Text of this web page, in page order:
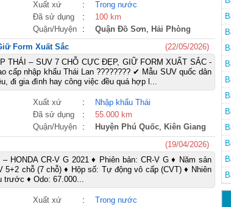
Xuất xứ :
Trong nước
Đã sử dụng :
100 km
Quận/Huyện : Quận Đồ Sơn, Hải Phòng
Form Xuất Sắc
(22/05/2026)
THÁI – SUV 7 CHỖ CỰC ĐẸP, GIỮ FORM XUẤT SẮC -
cấp nhập khẩu Thái Lan ???????? ✔ Mẫu SUV quốc dân
đi gia đình hay công việc đều quá hợp l...
Xuất xứ :
Nhập khẩu Thái
Đã sử dụng :
55.000 km
Quận/Huyện : Huyện Phú Quốc, Kiên Giang
(19/04/2026)
HONDA CR-V G 2021 ♦ Phiên bản: CR-V G ♦ Năm sản
5+2 chỗ (7 chỗ) ♦ Hộp số: Tự động vô cấp (CVT) ♦ Nhiên
trước ♦ Odo: 67.000...
Xuất xứ :
Trong nước